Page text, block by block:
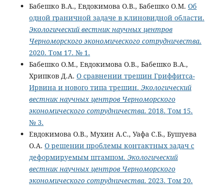
Бабешко В.А., Евдокимова О.В., Бабешко О.М. Об
одной граничной задаче в клиновидной области.
Экологический вестник научных центров
Черноморского экономического сотрудничества.
2020. Том 17. № 1.
Бабешко О.М., Евдокимова О.В., Бабешко В.А.,
Хрипков Д.А. О сравнении трещин Гриффитса-
Ирвина и нового типа трещин. Экологический
вестник научных центров Черноморского
экономического сотрудничества. 2018. Том 15.
№ 3.
Евдокимова О.В., Мухин А.С., Уафа С.Б., Бушуева
О.А. О решении проблемы контактных задач с
деформируемым штампом. Экологический
вестник научных центров Черноморского
экономического сотрудничества. 2023. Том 20.